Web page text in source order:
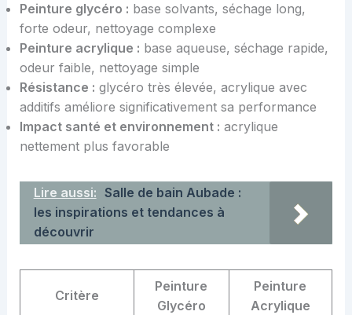
Peinture glycéro : base solvants, séchage long,
forte odeur, nettoyage complexe
Peinture acrylique : base aqueuse, séchage rapide,
odeur faible, nettoyage simple
Résistance : glycéro très élevée, acrylique avec
additifs améliore significativement sa performance
Impact santé et environnement : acrylique
nettement plus favorable
Lire aussi: Salle de bain Aubade :
les inspirations et tendances à
découvrir
Critère
Peinture
Glycéro
Peinture
Acrylique